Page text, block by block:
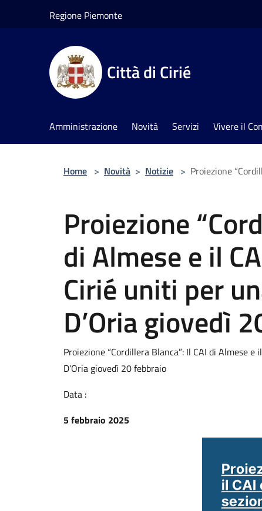
Regione Piemonte
Città di Cirié
Amministrazione Novità Servizi Vivere il
Home > Novità > Notizie > Proiezione
Proiezione
di Almese e il
Cirié uniti per
D’Oria giovedì
Proiezione “Cordillera Blanca”: Il CAI di Almese
D’Oria giovedì 20 febbraio
Data :
5 febbraio 2025